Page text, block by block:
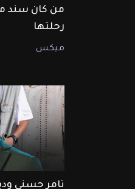
من كان سند
رحلتها
ميكس
تامر حسني